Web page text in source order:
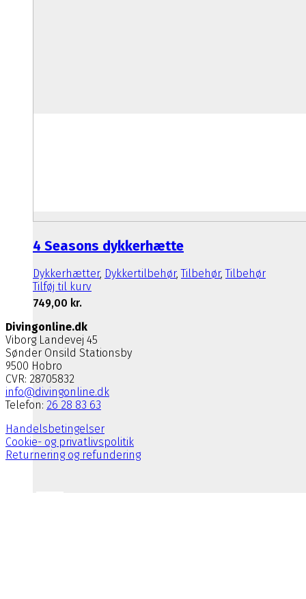
4 Seasons dykkerhætte
Dykkerhætter, Dykkertilbehør,Tilbehør,Tilbehør
Tilføj til kurv
749,00 kr.
Divingonline.dk
Viborg Landevej 45
Sønder Onsild Stationsby
9500 Hobro
CVR: 28705832
info@divingonline.dk
Telefon: 26 28 83 63
Handelsbetingelser
Cookie- og privatlivspolitik
Returnering og refundering